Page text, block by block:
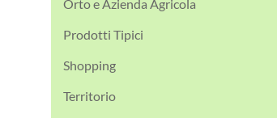
Orto e Azienda Agricola
Prodotti Tipici
Shopping
Territorio